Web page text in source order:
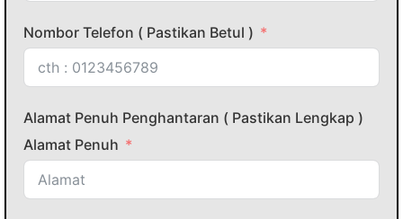
Nombor Telefon ( Pastikan Betul )
Alamat Penuh Penghantaran ( Pastikan Lengkap )
Alamat Penuh